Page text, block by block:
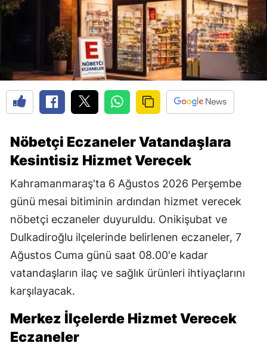
Nöbetçi Eczaneler Vatandaşlara
Kesintisiz Hizmet Verecek
Kahramanmaraş'ta 6 Ağustos 2026 Perşembe
günü mesai bitiminin ardından hizmet verecek
nöbetçi eczaneler duyuruldu. Onikişubat ve
Dulkadiroğlu ilçelerinde belirlenen eczaneler, 7
Ağustos Cuma günü saat 08.00'e kadar
vatandaşların ilaç ve sağlık ürünleri ihtiyaçlarını
karşılayacak.
Merkez İlçelerde Hizmet Verecek
Eczaneler